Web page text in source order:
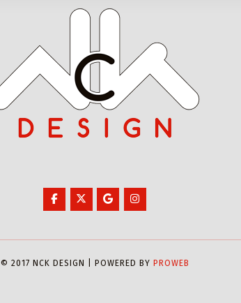
© 2017 NCK DESIGN | POWERED BY PROWEB